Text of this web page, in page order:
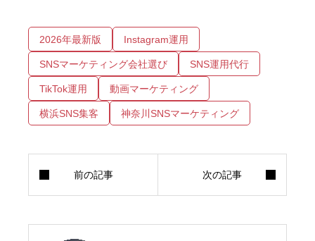
2026年最新版 Instagram運用
SNSマーケティング会社選び SNS運用代行
TikTok運用 動画マーケティング
横浜SNS集客 神奈川SNSマーケティング